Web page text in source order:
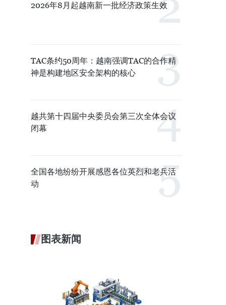
2026年8月起越南新一批经济政策生效
TAC条约50周年：越南强调TAC的合作精
神是构建地区安全架构的核心
越共第十四届中央委员会第三次全体会议
闭幕
全国各地纷纷开展感恩各位英烈和老兵活
动
图表新闻